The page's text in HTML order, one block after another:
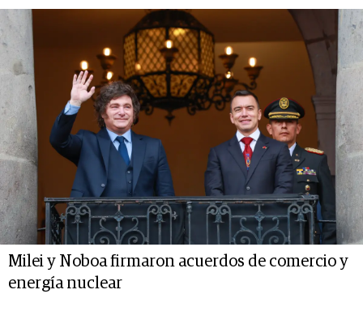
Milei y Noboa firmaron acuerdos de comercio y
energía nuclear